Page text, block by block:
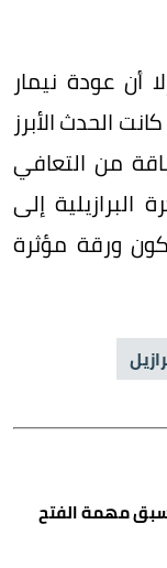
أن عودة نيمار
الحدث الأبرز
من التعافي
البرازيلية إلى
ورقة مؤثرة